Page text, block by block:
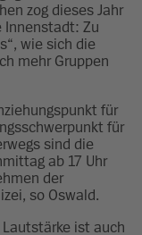
zog dieses Jahr
Innenstadt: Zu
wie sich die
mehr Gruppen
für
für
sind die
ab 17 Uhr
der
so Oswald.
ist auch